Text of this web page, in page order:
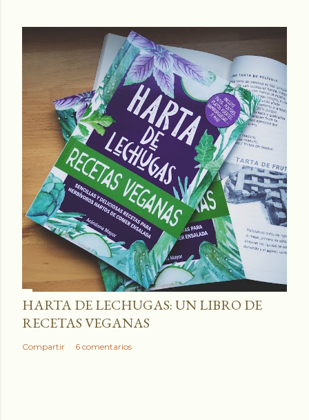
HARTA DE LECHUGAS: UN LIBRO DE
RECETAS VEGANAS
Compartir 6 comentarios